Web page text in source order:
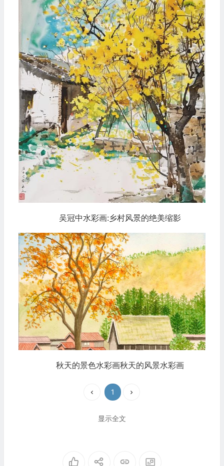
吴冠中水彩画:乡村风景的绝美缩影
秋天的景色水彩画秋天的风景水彩画
1
显示全文